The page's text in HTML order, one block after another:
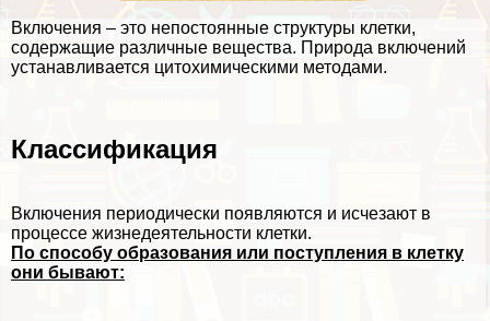
Включения – это непостоянные структуры клетки,
содержащие различные вещества. Природа включений
устанавливается цитохимическими методами.
Классификация
Включения периодически появляются и исчезают в
процессе жизнедеятельности клетки.
По способу образования или поступления в клетку
они бывают: